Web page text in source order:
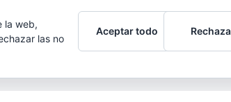
la web,
las no
Aceptar todo